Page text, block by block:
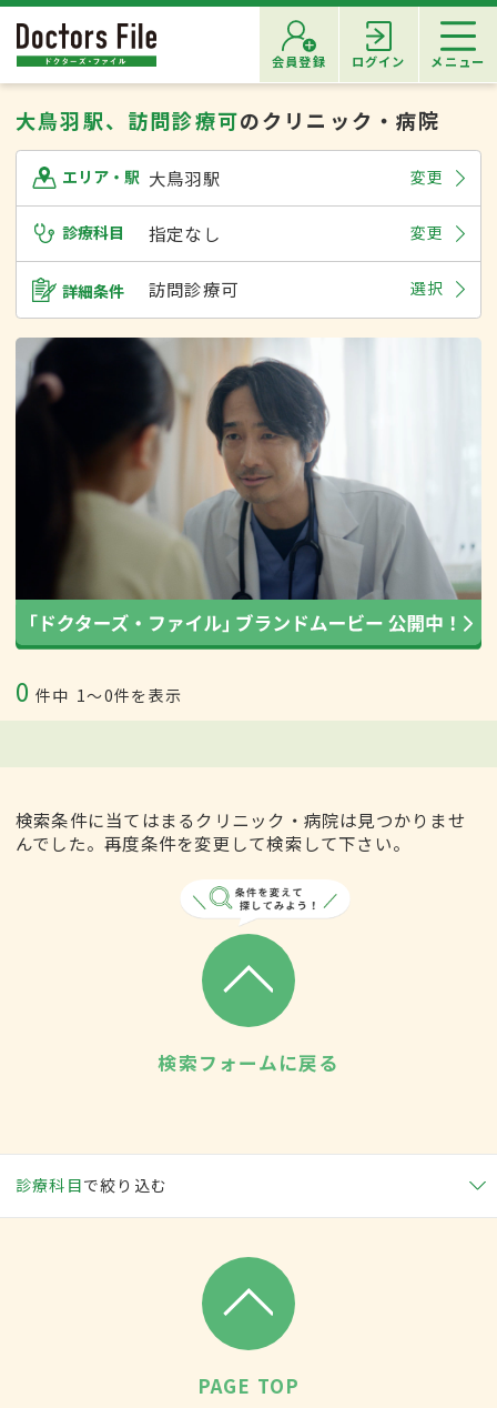
会員登録 ログイン メニュー
大鳥羽駅、訪問診療可のクリニック・病院
エリア・駅 大鳥羽駅 変更
診療科目 指定なし 変更
詳細条件 訪問診療可 選択
0 件中 1〜0件を表示
検索条件に当てはまるクリニック・病院は見つかりませ
んでした。再度条件を変更して検索して下さい。
検索フォームに戻る
診療科目で絞り込む
PAGE TOP